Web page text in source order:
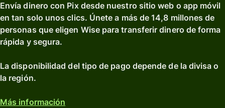
Envía dinero con Pix desde nuestro sitio web o app móvil
en tan solo unos clics. Únete a más de 14,8 millones de
personas que eligen Wise para transferir dinero de forma
rápida y segura.
La disponibilidad del tipo de pago depende de la divisa o
la región.
Más información